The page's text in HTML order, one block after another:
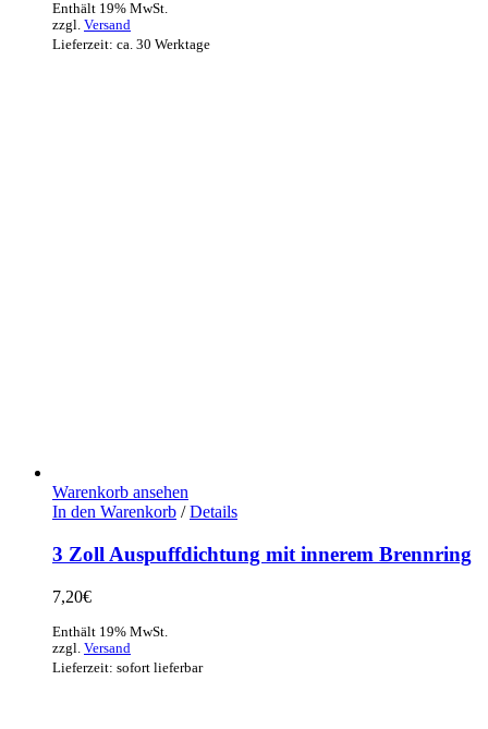
Enthält 19% MwSt.
zzgl. Versand
Lieferzeit: ca. 30 Werktage
Warenkorb ansehen
In den Warenkorb / Details
3 Zoll Auspuffdichtung mit innerem Brennring
7,20€
Enthält 19% MwSt.
zzgl. Versand
Lieferzeit: sofort lieferbar